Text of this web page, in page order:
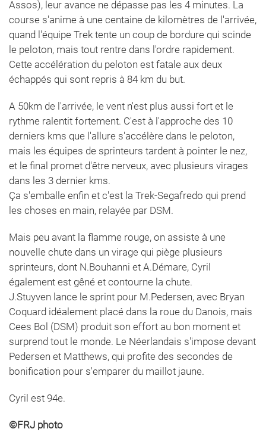
Assos), leur avance ne dépasse pas les 4 minutes. La
course s'anime à une centaine de kilomètres de l'arrivée,
quand l'équipe Trek tente un coup de bordure qui scinde
le peloton, mais tout rentre dans l'ordre rapidement.
Cette accélération du peloton est fatale aux deux
échappés qui sont repris à 84 km du but.
A 50km de l'arrivée, le vent n'est plus aussi fort et le
rythme ralentit fortement. C'est à l'approche des 10
derniers kms que l'allure s'accélère dans le peloton,
mais les équipes de sprinteurs tardent à pointer le nez,
et le final promet d'être nerveux, avec plusieurs virages
dans les 3 dernier kms.
Ça s'emballe enfin et c'est la Trek-Segafredo qui prend
les choses en main, relayée par DSM.
Mais peu avant la flamme rouge, on assiste à une
nouvelle chute dans un virage qui piège plusieurs
sprinteurs, dont N.Bouhanni et A.Démare, Cyril
également est gêné et contourne la chute.
J.Stuyven lance le sprint pour M.Pedersen, avec Bryan
Coquard idéalement placé dans la roue du Danois, mais
Cees Bol (DSM) produit son effort au bon moment et
surprend tout le monde. Le Néerlandais s'impose devant
Pedersen et Matthews, qui profite des secondes de
bonification pour s'emparer du maillot jaune.
Cyril est 94e.
©FRJ photo